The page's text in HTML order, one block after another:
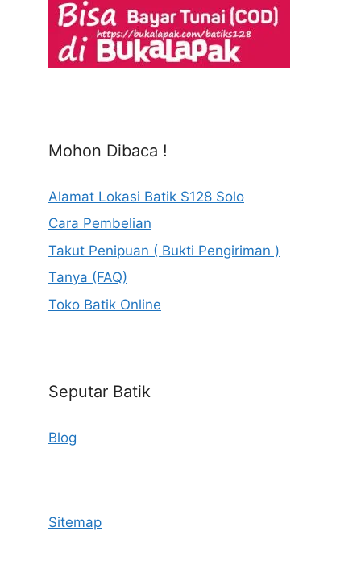
Mohon Dibaca !
Alamat Lokasi Batik S128 Solo
Cara Pembelian
Takut Penipuan ( Bukti Pengiriman )
Tanya (FAQ)
Toko Batik Online
Seputar Batik
Blog
Sitemap